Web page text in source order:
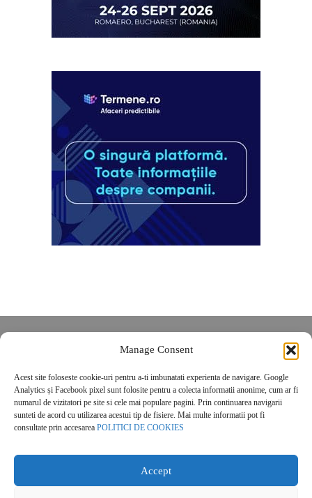
Manage Consent
Acest site foloseste cookie-uri pentru a-ti imbunatati experienta de navigare. Google
Analytics și Facebook pixel sunt folosite pentru a colecta informatii anonime, cum ar fi
numarul de vizitatori pe site si cele mai populare pagini. Prin continuarea navigarii
sunteti de acord cu utilizarea acestui tip de fisiere. Mai multe informatii pot fi
consultate prin accesarea POLITICI DE COOKIES
Accept
POLITICĂ DE CONFIDENȚIALITATE
Politica de cookies